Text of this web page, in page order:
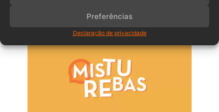
Preferências
Declaração de privacidade
Anuncia – Lateral